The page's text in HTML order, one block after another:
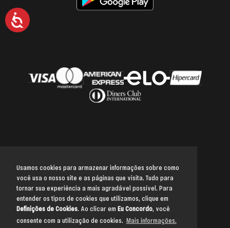
Usamos cookies para armazenar informações sobre como
você usa o nosso site e as páginas que visita. Tudo para
tornar sua experiência a mais agradável possível. Para
entender os tipos de cookies que utilizamos, clique em
Definições de Cookies. Ao clicar em Eu Concordo, você
consente com a utilização de cookies. Mais informações.
Acessibilidade
Voltar para o topo